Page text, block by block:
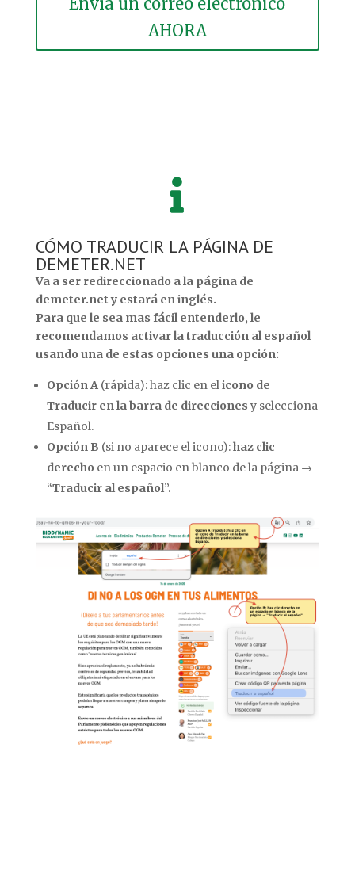
AHORA

CÓMO TRADUCIR LA PÁGINA DE
DEMETER.NET
Va a ser redireccionado a la página de
demeter.net y estará en inglés.
Para que le sea mas fácil entenderlo, le
recomendamos activar la traducción al español
usando una de estas opciones una opción:
Opción A(rápida): haz clic en elicono de
Traducir en la barra de direcciones y selecciona
Español.
Opción B (si no aparece el icono):haz clic
derecho en un espacio en blanco de la página →
“Traducir al español”.